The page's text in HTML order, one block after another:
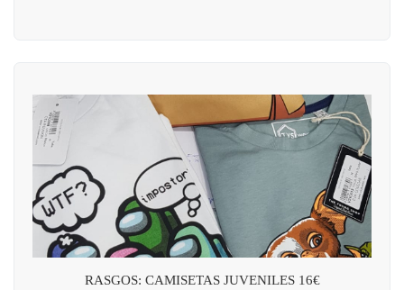
RASGOS: CAMISETAS JUVENILES 16€